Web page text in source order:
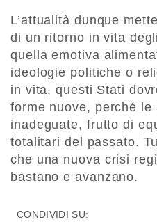
L’attualità dunque
di un ritorno in vita
quella emotiva
ideologie politiche o
in vita, questi Stati
forme nuove, perché
inadeguate, frutto di
totalitari del passato.
che una nuova crisi
bastano e avanzano.
CONDIVIDI SU: